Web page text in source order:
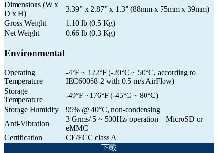
Dimensions (W x
D x H)
3.39” x 2.87” x 1.3” (88mm x 75mm x 39mm)
Gross Weight
1.10 lb (0.5 Kg)
Net Weight
0.66 lb (0.3 Kg)
Environmental
Operating
Temperature
-4°F ~ 122°F (-20°C ~ 50°C, according to
IEC60068-2 with 0.5 m/s AirFlow)
Storage
Temperature
-49°F ~176°F (-45°C ~ 80°C)
Storage Humidity
95% @ 40°C, non-condensing
Anti-Vibration
3 Grms/ 5 ~ 500Hz/ operation – MicroSD or
eMMC
Certification
CE/FCC class A
下載